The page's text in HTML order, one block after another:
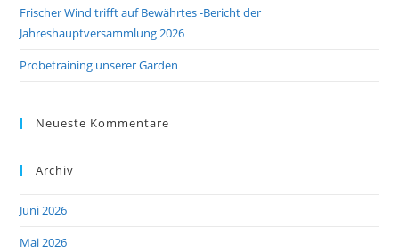
Frischer Wind trifft auf Bewährtes -Bericht der
Jahreshauptversammlung 2026
Probetraining unserer Garden
Neueste Kommentare
Archiv
Juni 2026
Mai 2026